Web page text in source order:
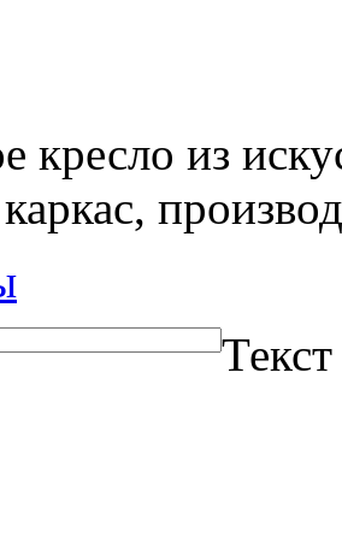
кресло из